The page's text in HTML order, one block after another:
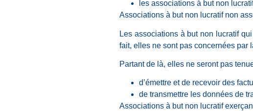
les associations à but non
Associations à but non lucratif non
Les associations à but non lucratif
fait, elles ne sont pas concernées par
Partant de là, elles ne seront pas
d’émettre et de recevoir des
de transmettre les données de
Associations à but non lucratif